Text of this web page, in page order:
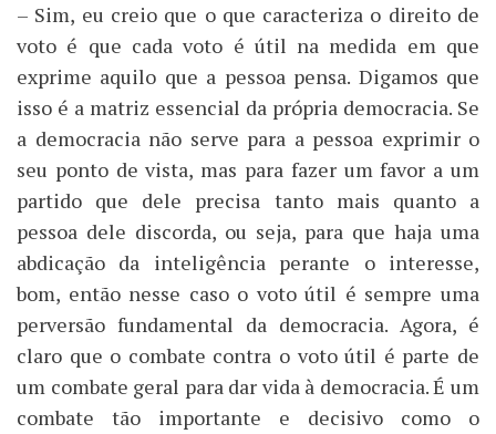
– Sim, eu creio que o que caracteriza o direito de
voto é que cada voto é útil na medida em que
exprime aquilo que a pessoa pensa. Digamos que
isso é a matriz essencial da própria democracia. Se
a democracia não serve para a pessoa exprimir o
seu ponto de vista, mas para fazer um favor a um
partido que dele precisa tanto mais quanto a
pessoa dele discorda, ou seja, para que haja uma
abdicação da inteligência perante o interesse,
bom, então nesse caso o voto útil é sempre uma
perversão fundamental da democracia. Agora, é
claro que o combate contra o voto útil é parte de
um combate geral para dar vida à democracia. É um
combate tão importante e decisivo como o